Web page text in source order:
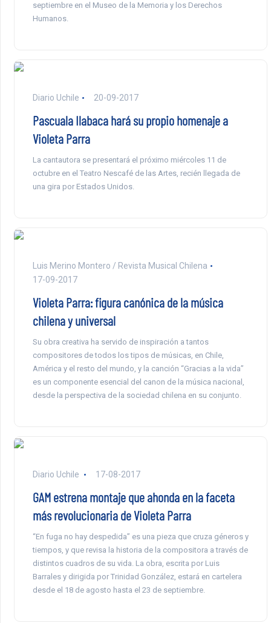
septiembre en el Museo de la Memoria y los Derechos
Humanos.
Diario Uchile 20-09-2017
Pascuala Ilabaca hará su propio homenaje a
Violeta Parra
La cantautora se presentará el próximo miércoles 11 de
octubre en el Teatro Nescafé de las Artes, recién llegada de
una gira por Estados Unidos.
Luis Merino Montero / Revista Musical Chilena
17-09-2017
Violeta Parra: figura canónica de la música
chilena y universal
Su obra creativa ha servido de inspiración a tantos
compositores de todos los tipos de músicas, en Chile,
América y el resto del mundo, y la canción “Gracias a la vida”
es un componente esencial del canon de la música nacional,
desde la perspectiva de la sociedad chilena en su conjunto.
Diario Uchile 17-08-2017
GAM estrena montaje que ahonda en la faceta
más revolucionaria de Violeta Parra
“En fuga no hay despedida” es una pieza que cruza géneros y
tiempos, y que revisa la historia de la compositora a través de
distintos cuadros de su vida. La obra, escrita por Luis
Barrales y dirigida por Trinidad González, estará en cartelera
desde el 18 de agosto hasta el 23 de septiembre.